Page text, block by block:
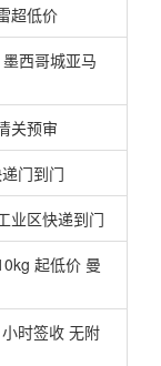
超低价
西哥城亚马
关预审
门到门
业区快递到门
起低价 曼
时签收 无附